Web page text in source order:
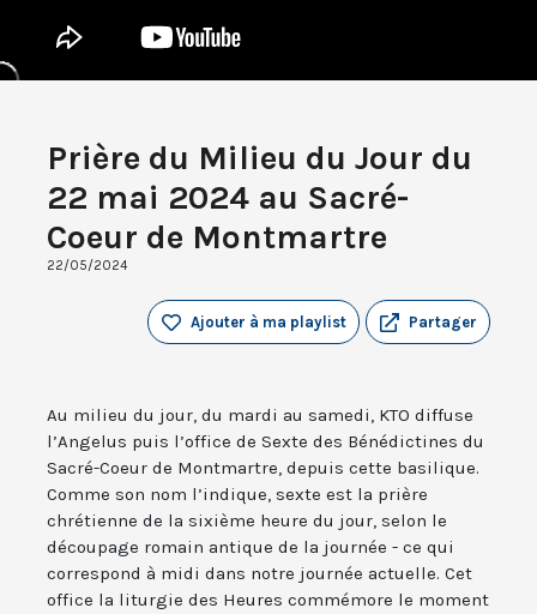
Prière du Milieu du Jour du
22 mai 2024 au Sacré-
Coeur de Montmartre
22/05/2024
Partager
Ajouter à ma playlist
Au milieu du jour, du mardi au samedi, KTO diffuse
l’Angelus puis l’office de Sexte des Bénédictines du
Sacré-Coeur de Montmartre, depuis cette basilique.
Comme son nom l’indique, sexte est la prière
chrétienne de la sixième heure du jour, selon le
découpage romain antique de la journée - ce qui
correspond à midi dans notre journée actuelle. Cet
office la liturgie des Heures commémore le moment